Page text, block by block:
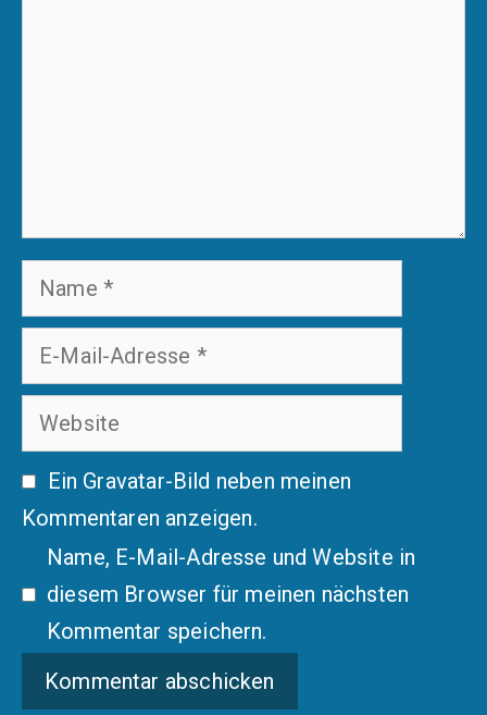
Name
E-
Mail-
Adresse
Website
Ein Gravatar-Bild neben meinen
Kommentaren anzeigen.
Name, E-Mail-Adresse und Website in
diesem Browser für meinen nächsten
Kommentar speichern.